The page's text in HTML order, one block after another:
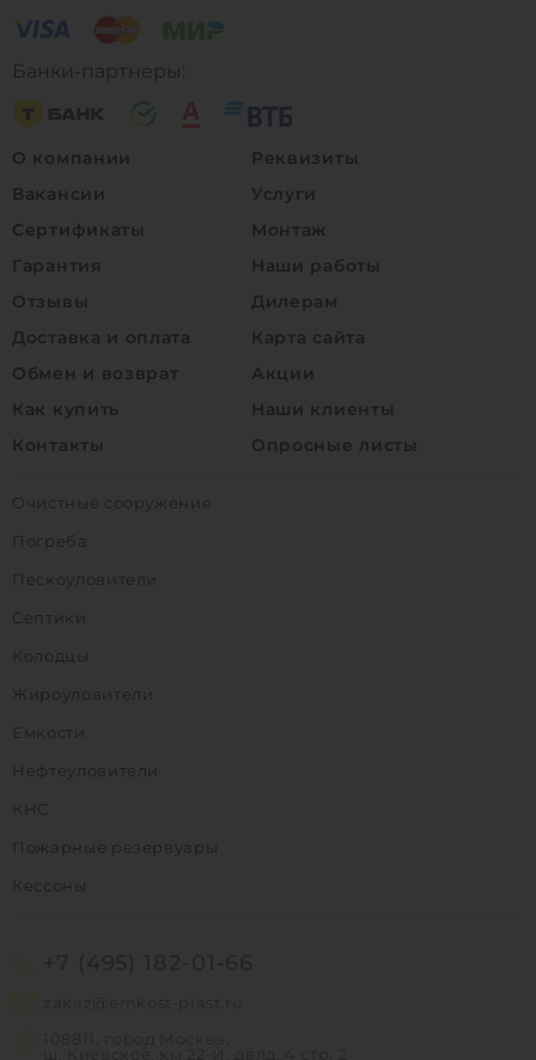
Банки-партнеры:
О компании
Вакансии
Сертификаты
Гарантия
Отзывы
Доставка и оплата
Обмен и возврат
Как купить
Контакты
Реквизиты
Услуги
Монтаж
Наши работы
Дилерам
Карта сайта
Акции
Наши клиенты
Опросные листы
Очистные сооружения
Погреба
Пескоуловители
Септики
Колодцы
Жироуловители
Емкости
Нефтеуловители
КНС
Пожарные резервуары
Кессоны